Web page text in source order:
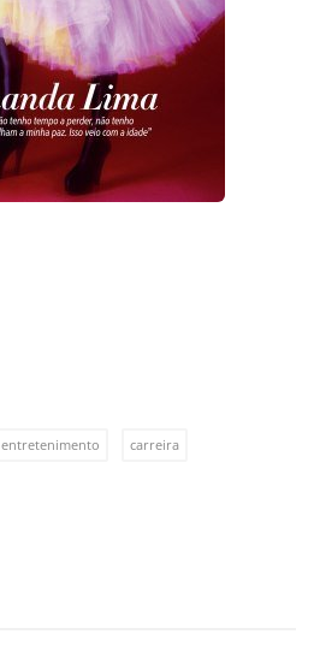
entretenimento carreira